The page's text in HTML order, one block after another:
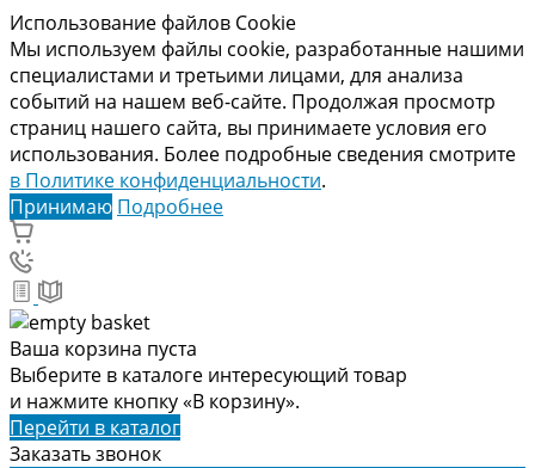
Использование файлов Cookie
Мы используем файлы cookie, разработанные нашими
специалистами и третьими лицами, для анализа
событий на нашем веб-сайте. Продолжая просмотр
страниц нашего сайта, вы принимаете условия его
использования. Более подробные сведения смотрите
в Политике конфиденциальности.
Принимаю Подробнее
Ваша корзина пуста
Выберите в каталоге интересующий товар
и нажмите кнопку «В корзину».
Перейти в каталог
Заказать звонок